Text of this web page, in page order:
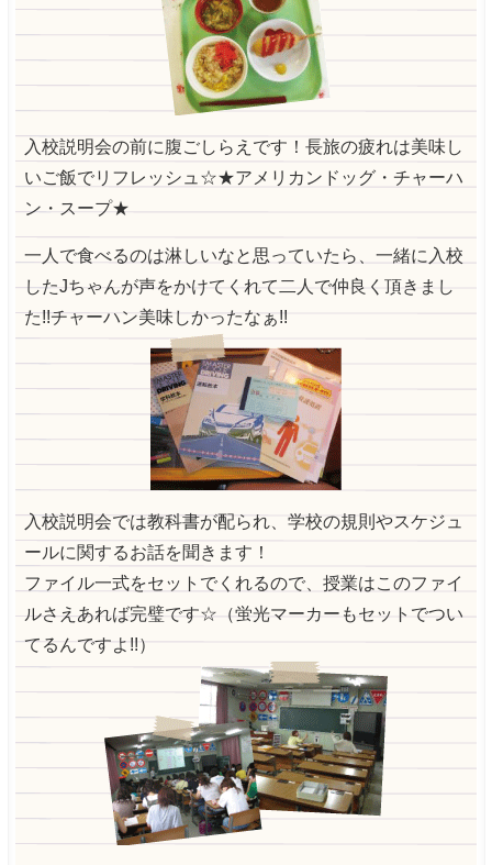
入校説明会の前に腹ごしらえです！長旅の疲れは美味し
いご飯でリフレッシュ☆★アメリカンドッグ・チャーハ
ン・スープ★
一人で食べるのは淋しいなと思っていたら、一緒に入校
したJちゃんが声をかけてくれて二人で仲良く頂きまし
た!!チャーハン美味しかったなぁ!!
入校説明会では教科書が配られ、学校の規則やスケジュ
ールに関するお話を聞きます！
ファイル一式をセットでくれるので、授業はこのファイ
ルさえあれば完璧です☆（蛍光マーカーもセットでつい
てるんですよ!!）